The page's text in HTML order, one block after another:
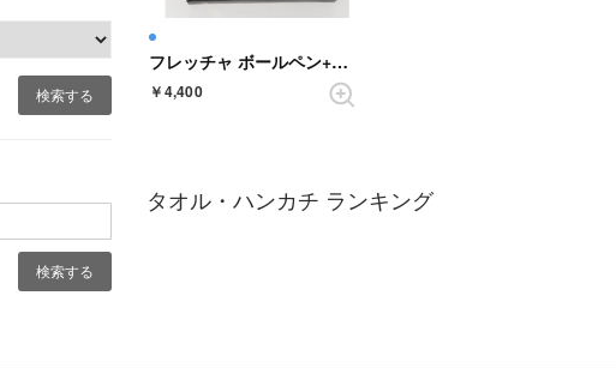
フレッチャ ボールペン+ハンドタオル ギフトセット （LIGHTBLUE）
￥4,400
タオル・ハンカチ ランキング